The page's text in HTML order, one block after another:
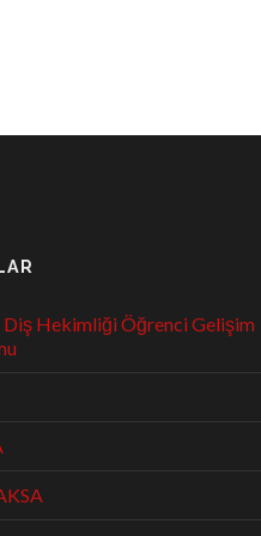
Diş Hekimliği Öğrenci Gelişim